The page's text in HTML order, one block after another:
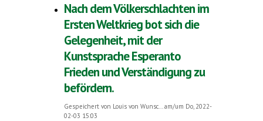
Nach dem Völkerschlachten im
Ersten Weltkrieg bot sich die
Gelegenheit, mit der
Kunstsprache Esperanto
Frieden und Verständigung zu
befördern.
Gespeichert von Louis von Wunsc...am/um Do, 2022-
02-03 15:03